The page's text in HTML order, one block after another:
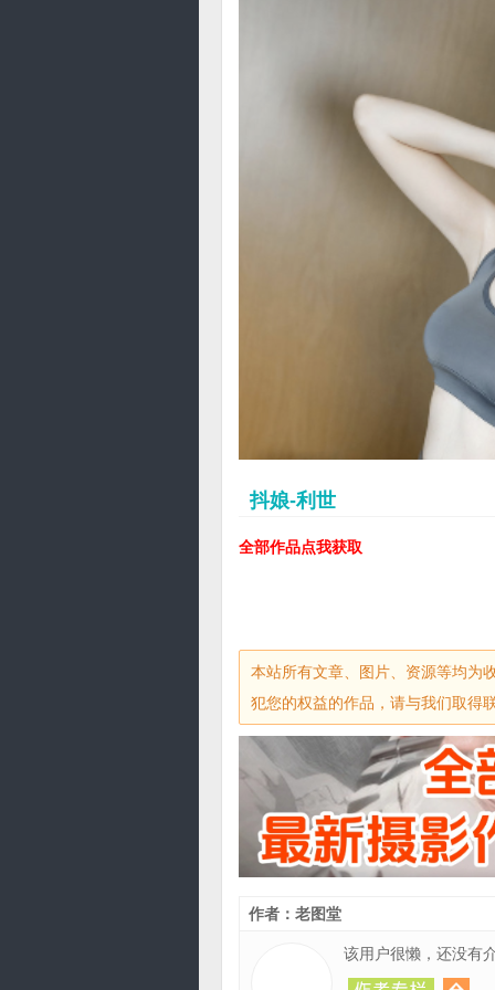
抖娘-利世
全部作品点我获取
本站所有文章、图片、资源等均为
犯您的权益的作品，请与我们取得
作者：老图堂
该用户很懒，还没有